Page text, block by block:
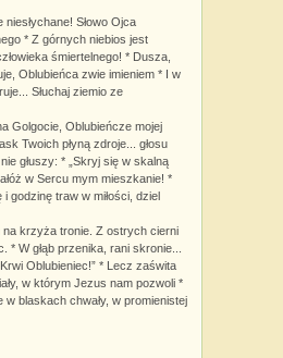
niesłychane! Słowo Ojca
* Z górnych niebios jest
śmiertelnego! * Dusza,
Oblubieńca zwie imieniem * I w
Słuchaj ziemio ze
Golgocie, Oblubieńcze mojej
Twoich płyną zdroje... głosu
głuszy: * „Skryj się w skalną
w Sercu mym mieszkanie! *
i godzinę traw w miłości, dziel
na krzyża tronie. Z ostrych cierni
* W głąb przenika, rani skronie...
Oblubieniec!” * Lecz zaświta
w którym Jezus nam pozwoli *
w blaskach chwały, w promienistej